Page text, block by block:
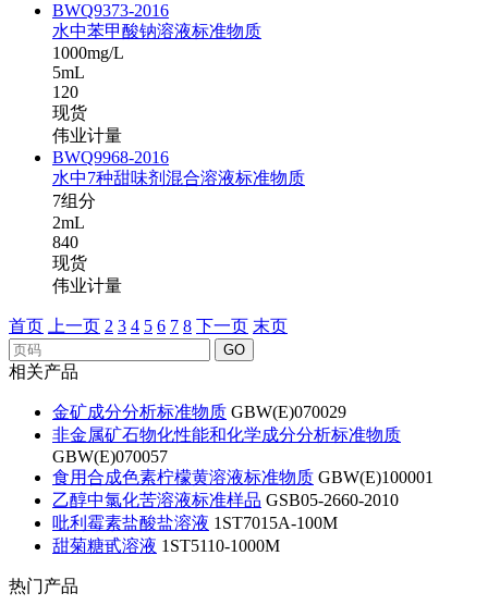
BWQ9373-2016
水中苯甲酸钠溶液标准物质
1000mg/L
5mL
120
现货
伟业计量
BWQ9968-2016
水中7种甜味剂混合溶液标准物质
7组分
2mL
840
现货
伟业计量
首页 上一页 2 3 4 5 6 7 8 下一页 末页
GO
相关产品
金矿成分分析标准物质 GBW(E)070029
非金属矿石物化性能和化学成分分析标准物质
GBW(E)070057
食用合成色素柠檬黄溶液标准物质 GBW(E)100001
乙醇中氯化苦溶液标准样品 GSB05-2660-2010
吡利霉素盐酸盐溶液 1ST7015A-100M
甜菊糖甙溶液 1ST5110-1000M
热门产品